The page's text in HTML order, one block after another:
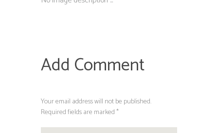
Add Comment
Your email address will not be published.
Required fields are marked *